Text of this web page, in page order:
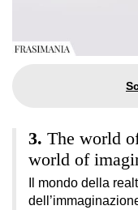
The world
world of
Il mondo della